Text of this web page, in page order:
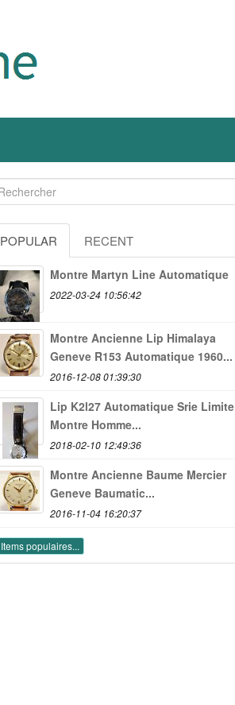
POPULAR RECENT
Montre Martyn Line Automatique
2022-03-24 10:56:42
Montre Ancienne Lip Himalaya
Geneve R153 Automatique 1960...
2016-12-08 01:39:30
Lip K2l27 Automatique Srie Limite
Montre Homme...
2018-02-10 12:49:36
Montre Ancienne Baume Mercier
Geneve Baumatic...
2016-11-04 16:20:37
Items populaires...